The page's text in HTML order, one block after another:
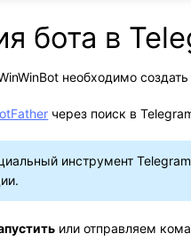
бота в
необходимо
через поиск в
инструмент
или отправляем